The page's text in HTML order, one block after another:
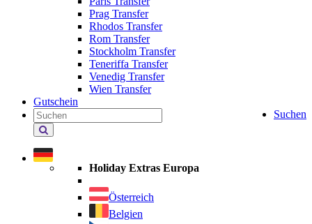
Prag Transfer
Rhodos Transfer
Rom Transfer
Stockholm Transfer
Teneriffa Transfer
Venedig Transfer
Wien Transfer
Gutschein
Suchen
Holiday
Extras
durchsuchen
Holiday Extras Europa
Österreich
Belgien